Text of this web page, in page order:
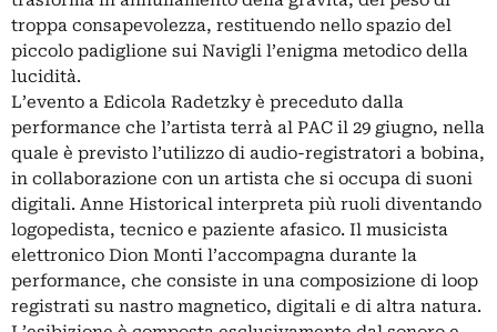
troppa consapevolezza, restituendo nello spazio del
piccolo padiglione sui Navigli l’enigma metodico della
lucidità.
L’evento a Edicola Radetzky è preceduto dalla
performance che l’artista terrà al PAC il 29 giugno, nella
quale è previsto l’utilizzo di audio-registratori a bobina,
in collaborazione con un artista che si occupa di suoni
digitali. Anne Historical interpreta più ruoli diventando
logopedista, tecnico e paziente afasico. Il musicista
elettronico Dion Monti l’accompagna durante la
performance, che consiste in una composizione di loop
registrati su nastro magnetico, digitali e di altra natura.